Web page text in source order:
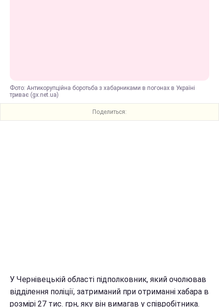
Фото: Антикорупційна боротьба з хабарниками в погонах в Україні
триває (gx.net.ua)
Поделиться:
У Чернівецькій області підполковник, який очолював
відділення поліції, затриманий при отриманні хабара в
розмірі 27 тис. грн, яку він вимагав у співробітника.